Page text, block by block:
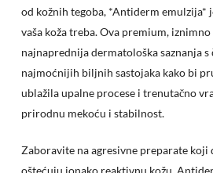
od kožnih tegoba, *Antiderm emulzija*
vaša koža treba. Ova premium,
najnaprednija dermatološka saznanja s
najmoćnijih biljnih sastojaka kako bi
ublažila upalne procese i trenutačno
prirodnu mekoću i stabilnost.
Zaboravite na agresivne preparate koji